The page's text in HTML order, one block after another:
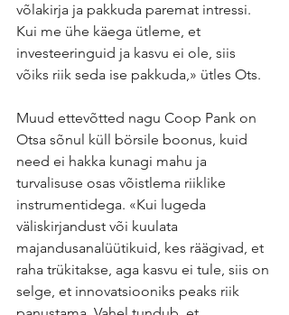
võlakirja ja pakkuda paremat intressi.
Kui me ühe käega ütleme, et
investeeringuid ja kasvu ei ole, siis
võiks riik seda ise pakkuda,» ütles Ots.
Muud ettevõtted nagu Coop Pank on
Otsa sõnul küll börsile boonus, kuid
need ei hakka kunagi mahu ja
turvalisuse osas võistlema riiklike
instrumentidega. «Kui lugeda
väliskirjandust või kuulata
majandusanalüütikuid, kes räägivad, et
raha trükitakse, aga kasvu ei tule, siis on
selge, et innovatsiooniks peaks riik